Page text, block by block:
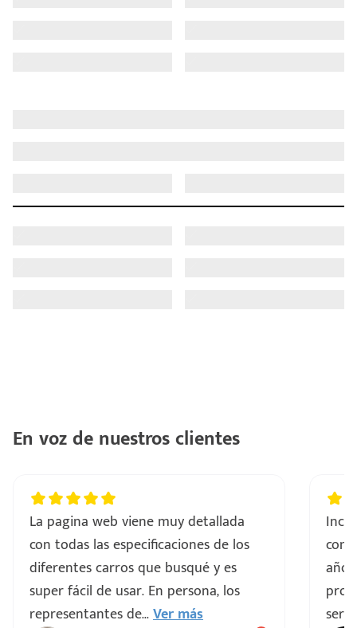
En voz de nuestros clientes
La pagina web viene muy detallada
con todas las especificaciones de los
diferentes carros que busqué y es
super fácil de usar. En persona, los
representantes de...Ver más